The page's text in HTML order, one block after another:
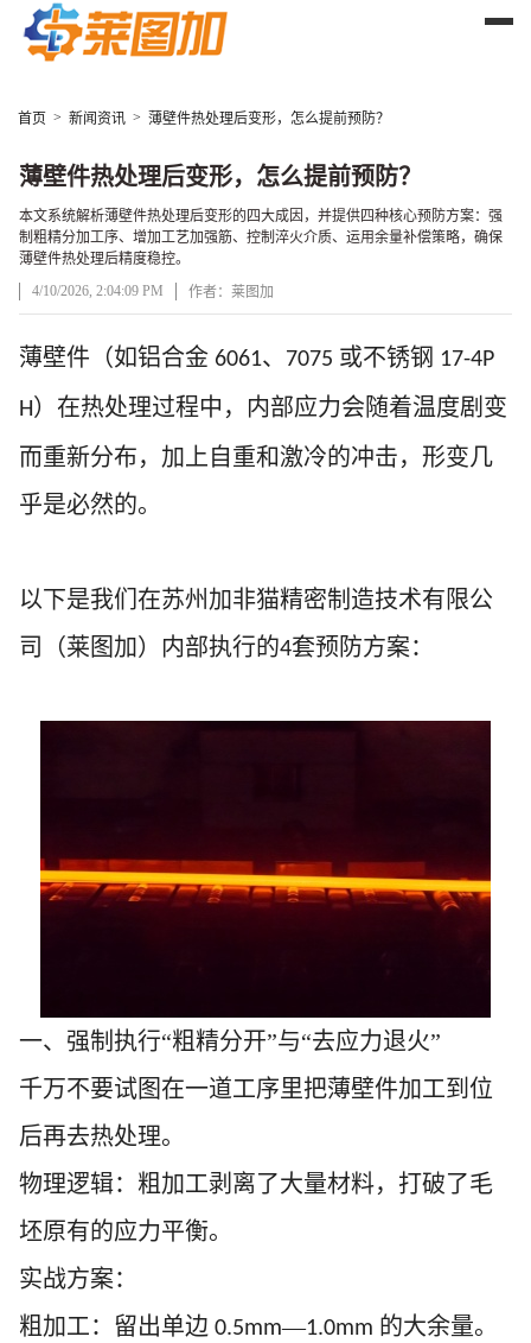
首页 > 新闻资讯 > 薄壁件热处理后变形，怎么提前预防？
薄壁件热处理后变形，怎么提前预防？
本文系统解析薄壁件热处理后变形的四大成因，并提供四种核心预防方案：强
制粗精分加工序、增加工艺加强筋、控制淬火介质、运用余量补偿策略，确保
薄壁件热处理后精度稳控。
4/10/2026, 2:04:09 PM
作者：莱图加
文章正文
薄壁件（如铝合金 6061、 7075 或不锈钢 17-4P
H）在热处理过程中，内部应力会随着温度剧变
而重新分布，加上自重和激冷的冲击，形变几
乎是必然的。
以下是我们在苏州加非猫精密制造技术有限公
司（莱图加 ） 内部执行的4套预防方案：
一、强制执行“粗精分开”与“去应力退火”
千万不要试图在一道工序里把薄壁件加工到位
后再去热处理。
物理逻辑：粗加工剥离了大量材料，打破了毛
坯原有的应力平衡。
实战方案：
粗加工：留出单边 0.5mm—1.0mm 的大余量。